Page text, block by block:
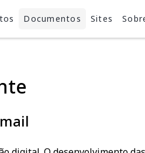
Documentos Sites